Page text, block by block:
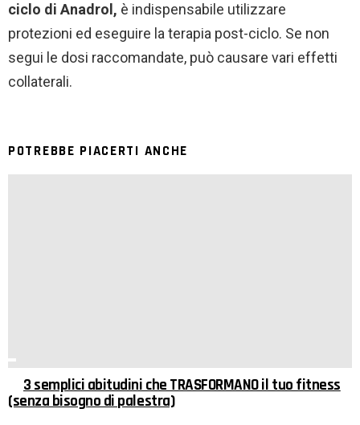
ciclo di Anadrol, è indispensabile utilizzare
protezioni ed eseguire la terapia post-ciclo. Se non
segui le dosi raccomandate, può causare vari effetti
collaterali.
POTREBBE PIACERTI ANCHE
3 semplici abitudini che TRASFORMANO il tuo fitness
(senza bisogno di palestra)